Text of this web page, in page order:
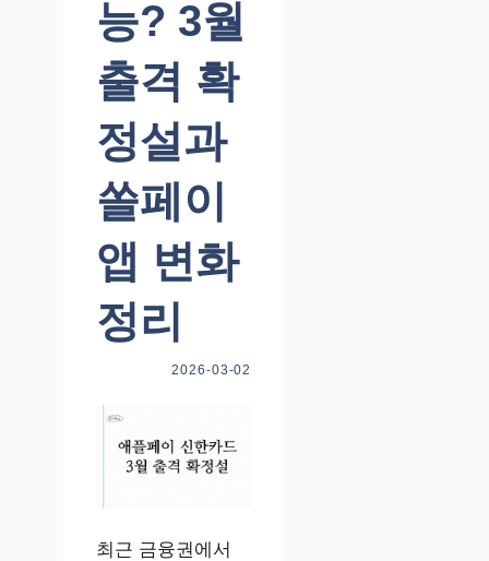
능? 3월
출격 확
정설과
쏠페이
앱 변화
정리
2026-03-02
최근 금융권에서